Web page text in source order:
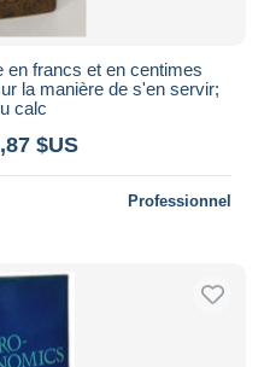
en francs et en centimes
la manière de s'en servir;
calc
$US
Professionnel